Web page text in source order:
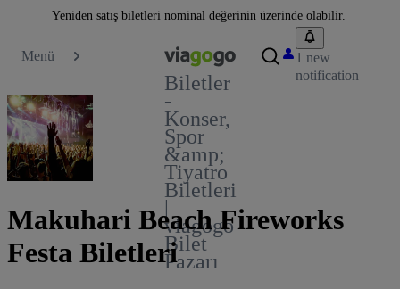
Yeniden satış biletleri nominal değerinin üzerinde olabilir.
Menü
Biletler
-
Konser,
Spor
&amp;
Tiyatro
Biletleri
|
viagogo
Bilet
Pazarı
1 new
notification
Makuhari Beach Fireworks
Festa Biletleri